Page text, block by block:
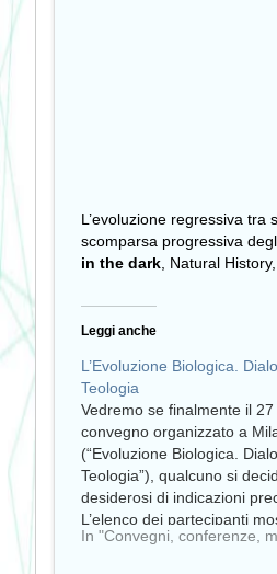
L’evoluzione regressiva
scomparsa progressiva
in the dark , Natural
Leggi anche
L’Evoluzione Biologica.
Teologia
Vedremo se finalmente il
convegno organizzato a
(“Evoluzione Biologica.
Teologia”), qualcuno si
desiderosi di indicazioni
L’elenco dei partecipanti
troppo eterogeneo,
In "Convegni, conferenze,